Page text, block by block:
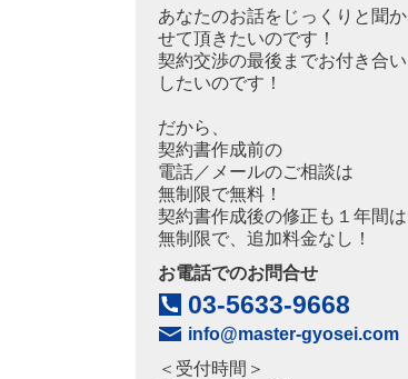
あなたのお話をじっくりと聞か
せて頂きたいのです！
契約交渉の最後までお付き合い
したいのです！
だから、
契約書作成前の
電話／メールのご相談は
無制限で無料！
契約書作成後の修正も １年間は
無制限で、追加料金なし！
お電話でのお問合せ
03-5633-9668
info@master-gyosei.com
＜受付時間＞